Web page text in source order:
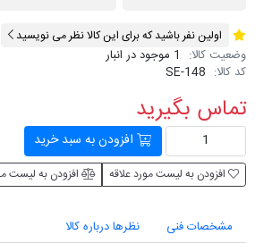
نفر باشید که برای این کالا نظر می نویسید
1 موجود در انبار
SE-148
افزودن به سبد خرید
به لیست مورد علاقه افزودن به لیست مقایسه
فنی نظرها درباره کالا